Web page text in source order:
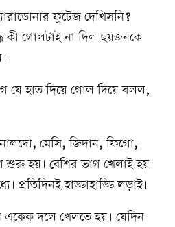
ফুটেজ দেখিসনি?
কী গোলটাই না দিল ছয়জনকে
যে হাত দিয়ে গোল দিয়ে বলল,
, মেসি,জিদান,ফিগো,
শুরু হয়। বেশির ভাগ খেলাই হয়
প্রতিদিনই হাড্ডাহাড্ডি লড়াই।
দলে খেলতে হয়। যেদিন